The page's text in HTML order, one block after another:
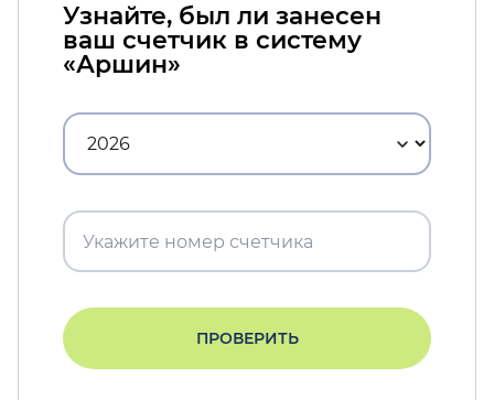
Узнайте, был ли занесен
ваш счетчик в систему
«Аршин»
ПРОВЕРИТЬ